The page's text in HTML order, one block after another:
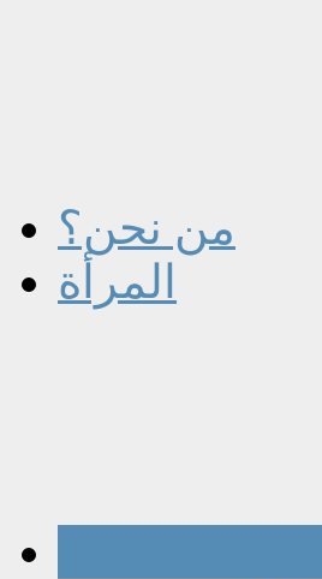
من نحن؟
المرأة